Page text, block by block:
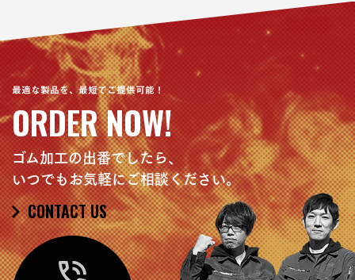
最適な製品を、最短でご提供可能！
ORDER NOW!
ゴム加工の出番でしたら、
いつでもお気軽にご相談ください。
CONTACT US